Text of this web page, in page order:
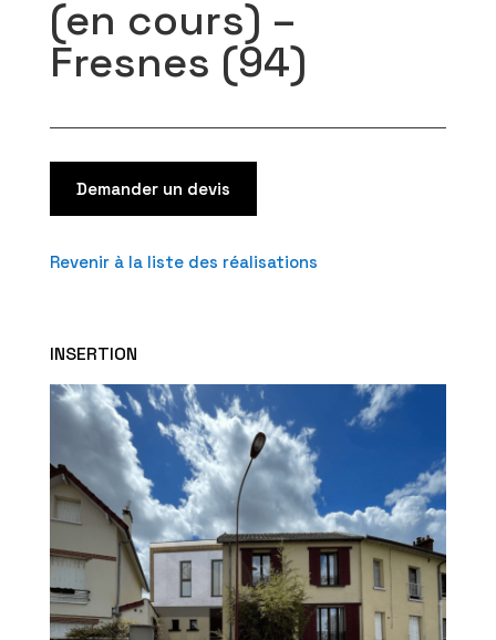
(en cours) –
Fresnes (94)
Demander un devis
Revenir à la liste des réalisations
INSERTION